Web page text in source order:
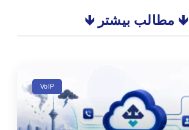
🡻 مطالب بیشتر 🡻
VoIP